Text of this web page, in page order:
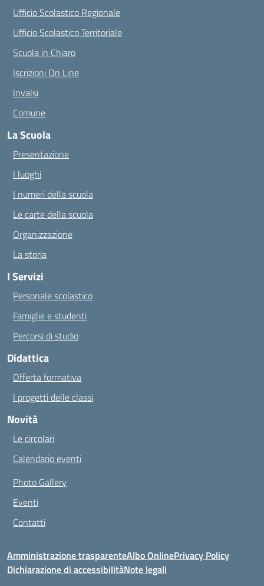
Ufficio Scolastico Regionale
Ufficio Scolastico Territoriale
Scuola in Chiaro
Iscrizioni On Line
Invalsi
Comune
La Scuola
Presentazione
I luoghi
I numeri della scuola
Le carte della scuola
Organizzazione
La storia
I Servizi
Personale scolastico
Famiglie e studenti
Percorsi di studio
Didattica
Offerta formativa
I progetti delle classi
Novità
Le circolari
Calendario eventi
Photo Gallery
Eventi
Contatti
Amministrazione trasparenteAlbo OnlinePrivacy Policy
Dichiarazione di accessibilitàNote legali